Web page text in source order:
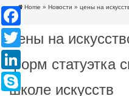
Home » Новости » цены на
цены на
форм статуэтка
школе искусств
Facebook